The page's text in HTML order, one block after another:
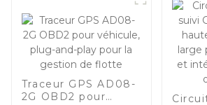
Traceur GPS AD08-
2G OBD2 pour